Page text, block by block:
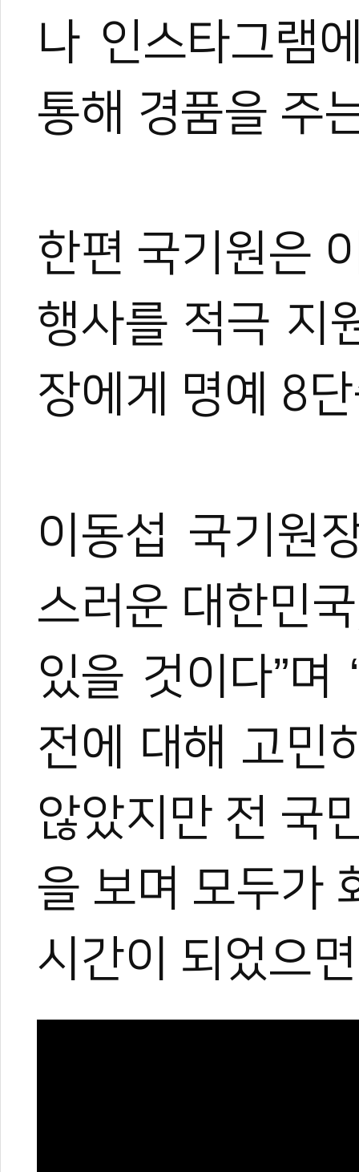
나 인스타그램
통해 경품을 주
한편 국기원은
행사를 적극 지
장에게 명예 8
이동섭 국기원
스러운 대한민
있을 것이다”
전에 대해 고민
않았지만 전 국
을 보며 모두가
시간이 되었으